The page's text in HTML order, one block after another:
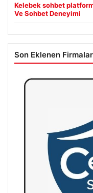
Kelebek sohbet
Ve Sohbet Deneyimi
Son Eklenen Firmalar